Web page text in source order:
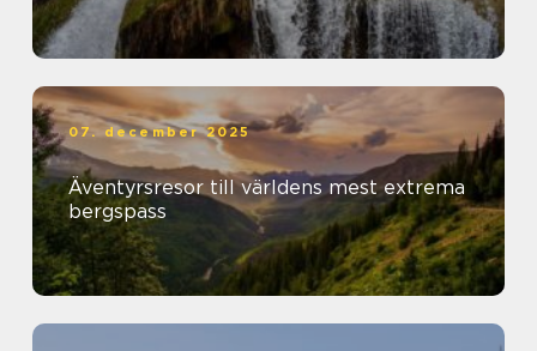
07. december 2025
Äventyrsresor till världens mest extrema
bergspass